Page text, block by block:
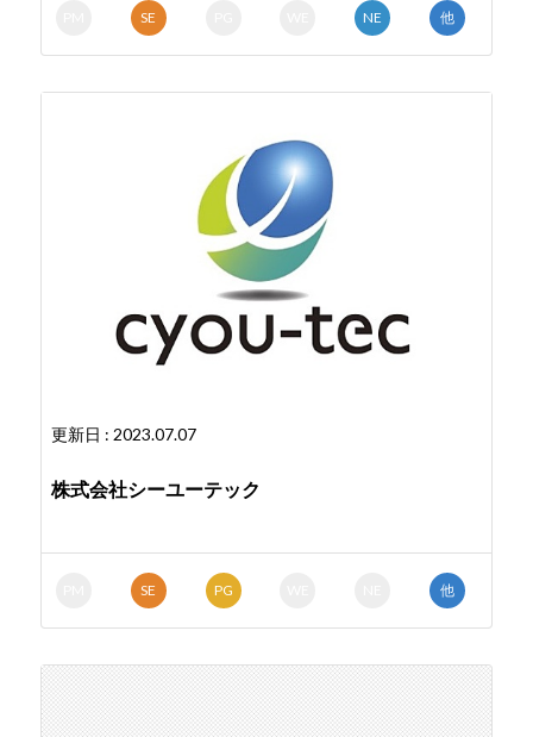
SE NE 他
更新日 : 2023.07.07
株式会社シーユーテック
SE PG 他